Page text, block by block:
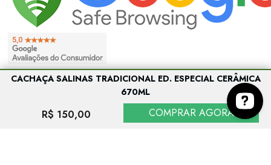
CACHAÇA SALINAS TRADICIONAL ED. ESPECIAL CERÂMICA
670ML
R$ 150,00 COMPRAR AGORA